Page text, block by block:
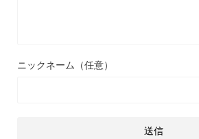
ニックネーム（任意）